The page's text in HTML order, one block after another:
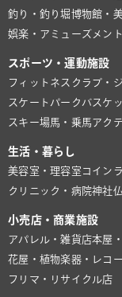
釣り・釣り堀博物館・
娯楽・アミューズメント
スポーツ・運動施設
フィットネスクラブ・
スケートパーク バスケ
スキー場馬・乗馬アク
生活・暮らし
美容室・理容室 コイン
クリニック・病院神社
小売店・商業施設
アパレル・雑貨店本屋
花屋・植物楽器・レコ
フリマ・リサイクル店